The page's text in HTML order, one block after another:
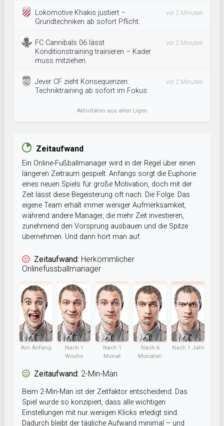
Lokomotive Khakis justiert –
Grundtechniken ab sofort Pflicht.
vor 2 Minuten
FC Cannibals 06 lässt
Konditionstraining trainieren – Kader
muss mitziehen.
vor 2 Minuten
Jever CF zieht Konsequenzen:
Techniktraining ab sofort im Fokus.
vor 2 Minuten
Aktivitäten aus allen Ligen
Zeitaufwand
Ein Online-Fußballmanager wird in der Regel über einen
längeren Zeitraum gespielt. Anfangs sorgt die Euphorie
eines neuen Spiels für große Motivation, doch mit der
Zeit lässt diese Begeisterung oft nach. Die Folge: Das
eigene Team erhält immer weniger Aufmerksamkeit,
während andere Manager, die mehr Zeit investieren,
zunehmend den Vorsprung ausbauen und die Spitze
übernehmen. Und dann hört man auf.
Zeitaufwand: Herkömmlicher
Onlinefussballmanager
Am Anfang
Nach 1
Woche
Nach 1
Monat
Nach 6
Monaten
Nach 1 Jahr
Zeitaufwand: 2-Min-Man
Beim 2-Min-Man ist der Zeitfaktor entscheidend. Das
Spiel wurde so konzipiert, dass alle wichtigen
Einstellungen mit nur wenigen Klicks erledigt sind.
Dadurch bleibt der tägliche Aufwand minimal – und